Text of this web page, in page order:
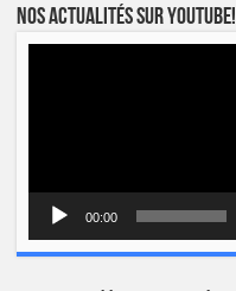
Nos actualités sur YOUTUBE!
00:00